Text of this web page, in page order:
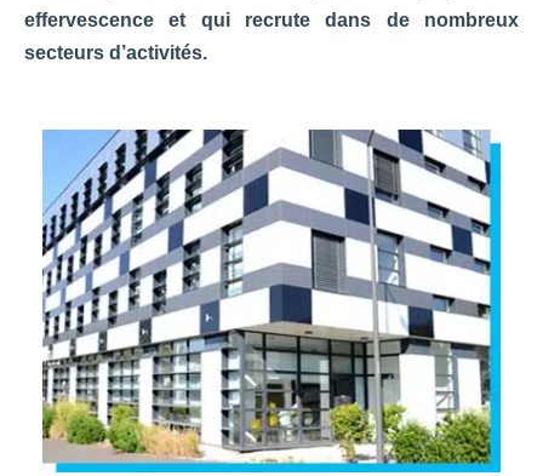
effervescence et qui recrute dans de nombreux
secteurs d’activités.